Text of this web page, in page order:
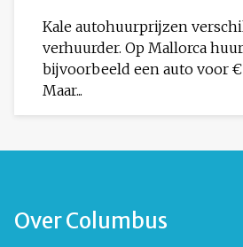
Kale autohuurprijzen
verhuurder. Op Mallorca
bijvoorbeeld een auto voor €
Maar...
Over Columbus